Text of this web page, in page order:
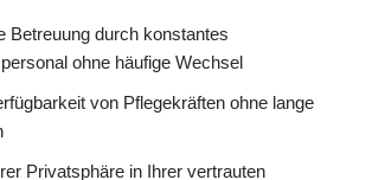
Betreuung durch konstantes
ohne häufige Wechsel
von Pflegekräften ohne lange
Privatsphäre in Ihrer vertrauten